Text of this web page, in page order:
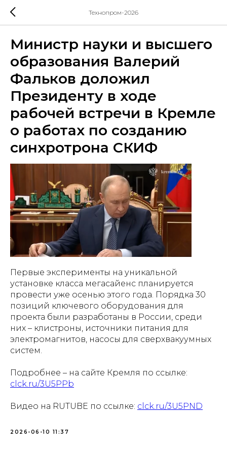
Технопром-2026
Министр науки и высшего
образования Валерий
Фальков доложил
Президенту в ходе
рабочей встречи в Кремле
о работах по созданию
синхротрона СКИФ
Первые эксперименты на уникальной
установке класса мегасайенс планируется
провести уже осенью этого года. Порядка 30
позиций ключевого оборудования для
проекта были разработаны в России, среди
них – клистроны, источники питания для
электромагнитов, насосы для сверхвакуумных
систем.
Подробнее – на сайте Кремля по ссылке:
clck.ru/3U5PPb
Видео на RUTUBE по ссылке: clck.ru/3U5PND
2026-06-10 11:37